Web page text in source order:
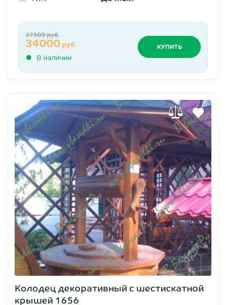
В наличии
34000 руб
37500 руб
КУПИТЬ
Колодец декоративный с шестискатной
крышей 1656